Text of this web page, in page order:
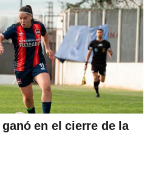
en el cierre de la